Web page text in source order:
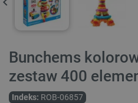
Bunchems
zestaw 400
Indeks: ROB-06857